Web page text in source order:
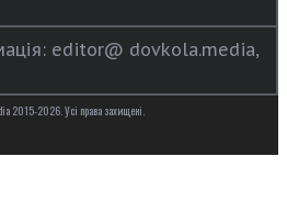
editor@ dovkola.media,
2015-2026. Усі права захищені.